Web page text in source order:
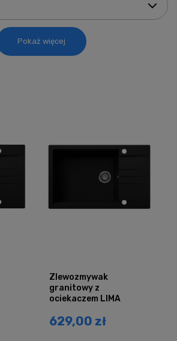
Pokaż więcej
Zlewozmywak
granitowy z
ociekaczem LIMA
629,00 zł